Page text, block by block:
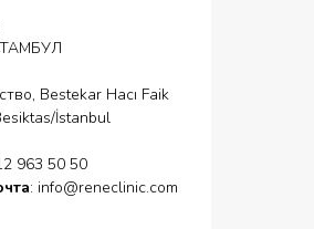
Bestekar Hacı Faik
İstanbul
963 50 50
: info@reneclinic.com